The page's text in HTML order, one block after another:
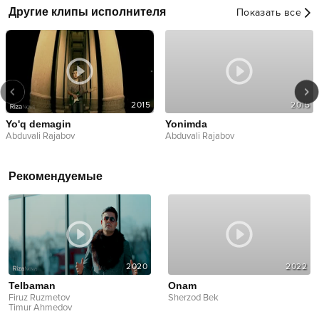
Другие клипы исполнителя Показать все
2015
Yo'q demagin
Abduvali Rajabov
2015
Yonimda
Abduvali Rajabov
Рекомендуемые
2020
Telbaman
Firuz Ruzmetov
Timur Ahmedov
2022
Onam
Sherzod Bek